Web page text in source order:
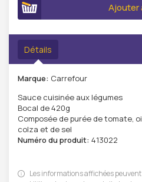
Ajouter
Détails
Marque: Carrefour
Sauce cuisinée aux légumes
Bocal de 420g
Composée de purée de tomate,
colza et de sel
Numéro du produit: 413022
Les informations affichées